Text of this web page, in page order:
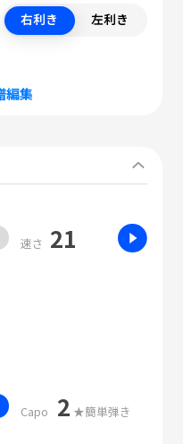
右利き 左利き
編集
速さ 21
Capo 2 ★簡単弾き